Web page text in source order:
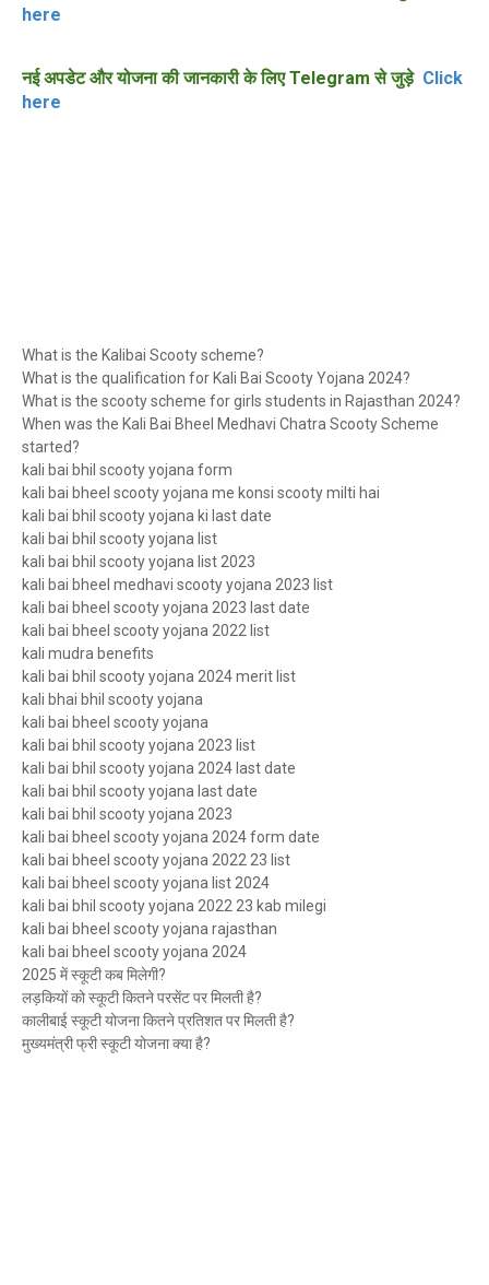
here
नई अपडेट और योजना की जानकारी के लिए Telegram से जुड़ेClick
here
What is the Kalibai Scooty scheme?
What is the qualification for Kali Bai Scooty Yojana 2024?
What is the scooty scheme for girls students in Rajasthan 2024?
When was the Kali Bai Bheel Medhavi Chatra Scooty Scheme
started?
kali bai bhil scooty yojana form
kali bai bheel scooty yojana me konsi scooty milti hai
kali bai bhil scooty yojana ki last date
kali bai bhil scooty yojana list
kali bai bhil scooty yojana list 2023
kali bai bheel medhavi scooty yojana 2023 list
kali bai bheel scooty yojana 2023 last date
kali bai bheel scooty yojana 2022 list
kali mudra benefits
kali bai bhil scooty yojana 2024 merit list
kali bhai bhil scooty yojana
kali bai bheel scooty yojana
kali bai bhil scooty yojana 2023 list
kali bai bhil scooty yojana 2024 last date
kali bai bhil scooty yojana last date
kali bai bhil scooty yojana 2023
kali bai bheel scooty yojana 2024 form date
kali bai bheel scooty yojana 2022 23 list
kali bai bheel scooty yojana list 2024
kali bai bhil scooty yojana 2022 23 kab milegi
kali bai bheel scooty yojana rajasthan
kali bai bheel scooty yojana 2024
2025 में स्कूटी कब मिलेगी?
लड़कियों को स्कूटी कितने परसेंट पर मिलती है?
कालीबाई स्कूटी योजना कितने प्रतिशत पर मिलती है?
मुख्यमंत्री फ्री स्कूटी योजना क्या है?